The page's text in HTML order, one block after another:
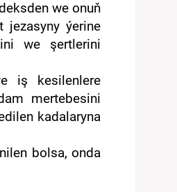
we onuň
jezasyny ýerine
we şertlerini
iş kesilenlere
mertebesini
kadalaryna
bolsa, onda